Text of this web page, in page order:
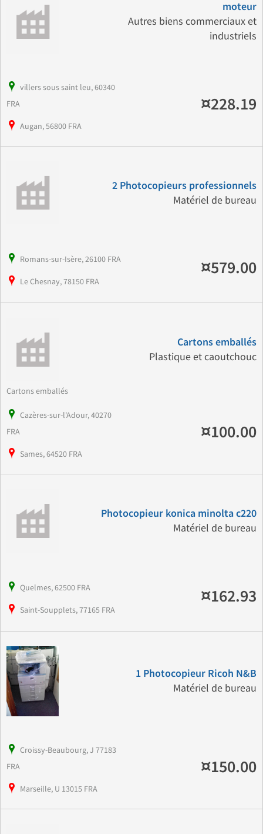
moteur
Autres biens commerciaux et
industriels
villers sous saint leu, 60340
FRA
Augan, 56800 FRA
¤228.19
2 Photocopieurs professionnels
Matériel de bureau
Romans-sur-Isère, 26100 FRA
Le Chesnay, 78150 FRA
¤579.00
Cartons emballés
Plastique et caoutchouc
Cartons emballés
Cazères-sur-l'Adour, 40270
FRA
Sames, 64520 FRA
¤100.00
Photocopieur konica minolta c220
Matériel de bureau
Quelmes, 62500 FRA
Saint-Soupplets, 77165 FRA
¤162.93
1 Photocopieur Ricoh N&B
Matériel de bureau
Croissy-Beaubourg, J 77183
FRA
Marseille, U 13015 FRA
¤150.00